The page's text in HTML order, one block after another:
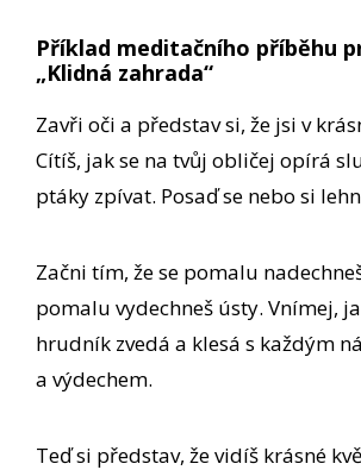
Příklad meditačního příběhu
„Klidná zahrada“
Zavři oči a představ si, že jsi v
Cítíš, jak se na tvůj obličej opírá
ptáky zpívat. Posaď se nebo si
Začni tím, že se pomalu
pomalu vydechneš ústy. Vnímej,
hrudník zvedá a klesá s každým
a výdechem.
Teď si představ, že vidíš krásné